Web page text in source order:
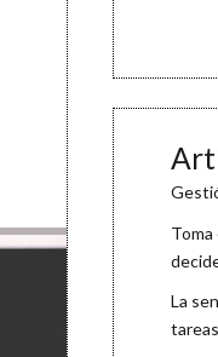
La
tareas